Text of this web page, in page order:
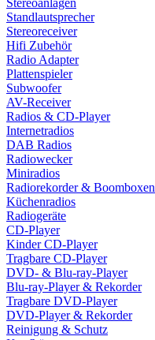
Stereoanlagen
Standlautsprecher
Stereoreceiver
Hifi Zubehör
Radio Adapter
Plattenspieler
Subwoofer
AV-Receiver
Radios & CD-Player
Internetradios
DAB Radios
Radiowecker
Miniradios
Radiorekorder & Boomboxen
Küchenradios
Radiogeräte
CD-Player
Kinder CD-Player
Tragbare CD-Player
DVD- & Blu-ray-Player
Blu-ray-Player & Rekorder
Tragbare DVD-Player
DVD-Player & Rekorder
Reinigung & Schutz